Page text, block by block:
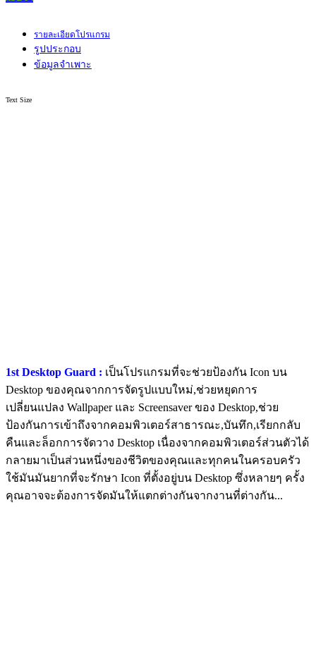
รายละเอียดโปรแกรม
รูปประกอบ
ข้อมูลจำเพาะ
Text Size
1st Desktop Guard : เป็นโปรแกรมที่จะช่วยป้องกัน Icon บน
Desktop ของคุณจากการจัดรูปแบบใหม่,ช่วยหยุดการ
เปลี่ยนแปลง Wallpaper และ Screensaver ของ Desktop,ช่วย
ป้องกันการเข้าถึงจากคอมพิวเตอร์สาธารณะ,บันทึก,เรียกกลับ
คืนและล็อกการจัดวาง Desktop เนื่องจากคอมพิวเตอร์ส่วนตัวได้
กลายมาเป็นส่วนหนึ่งของชีวิตของคุณและทุกคนในครอบครัว
ใช้มันมันยากที่จะรักษา Icon ที่ตั้งอยู่บน Desktop ซึ่งหลายๆ ครั้ง
คุณอาจจะต้องการจัดมันให้แตกต่างกันจากงานที่ต่างกัน...